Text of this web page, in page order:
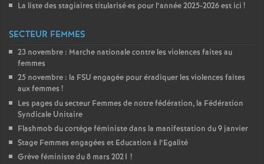
La liste des stagiaires titularisé·es pour l’année 2025-2026 est ici !
SECTEUR FEMMES
23 novembre : Marche nationale contre les violences faites au
femmes
25 novembre : la FSU engagée pour éradiquer les violences faites
aux femmes !
Les pages du secteur Femmes de notre fédération, la Fédération
Syndicale Unitaire
Flashmob du cortège féministe dans la manifestation du 9 janvier
Stage Femmes engagées et Education à l’Egalité
Grève féministe du 8 mars 2021 !